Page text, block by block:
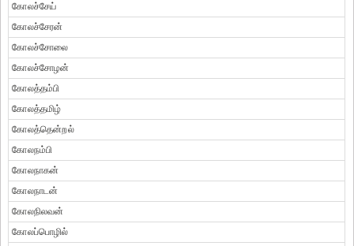
கோலச்சேய்
கோலச்சேரன்
கோலச்சோலை
கோலச்சோழன்
கோலத்தம்பி
கோலத்தமிழ்
கோலத்தென்றல்
கோலநம்பி
கோலநாகன்
கோலநாடன்
கோலநிலவன்
கோலப்பொழில்